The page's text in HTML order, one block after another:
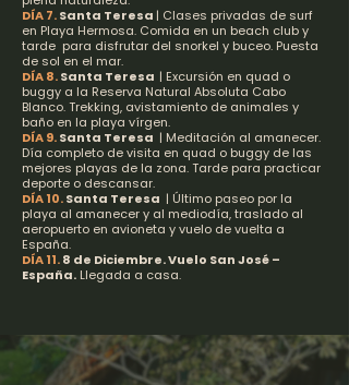
DÍA 7.Santa Teresa | Clases privadas de surf
en Playa Hermosa. Comida en un beach club y
tarde para disfrutar del snorkel y buceo. Puesta
de sol en el mar.
DÍA 8.Santa Teresa | Excursión en quad o
buggy a la Reserva Natural Absoluta Cabo
Blanco. Trekking, avistamiento de animales y
baño en la playa vírgen.
DÍA 9.Santa Teresa | Meditación al amanecer.
Día completo de visita en quad o buggy de las
mejores playas de la zona. Tarde para practicar
deporte o descansar.
DÍA 10.Santa Teresa | Último paseo por la
playa al amanecer y al mediodía, traslado al
aeropuerto en avioneta y vuelo de vuelta a
España.
DÍA 11.8 de Diciembre. Vuelo San José –
España. Llegada a casa.